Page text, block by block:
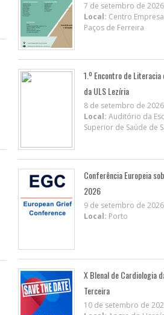
7 de setembro de 2026
Local: Centro
Paços de Ferreira
1.º Encontro de Literacia
da ULS Lezíria
8 de setembro de 2026
Local: Auditório da
Superior de Saúde de
Conferência Europeia
2026
9 de setembro de 2026
Local: Porto
X BIenal de Cardiologia
Terceira
10 de setembro de